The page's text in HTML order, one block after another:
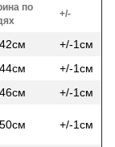
по
+/-
42см
+/-1см
44см
+/-1см
46см +/-1см
50см +/-1см